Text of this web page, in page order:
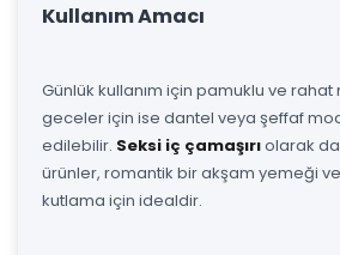
Kullanım Amacı
Günlük kullanım için pamuklu ve
geceler için ise dantel veya şeffaf
edilebilir. Seksi iç çamaşırıolarak
ürünler, romantik bir akşam yemeği
kutlama için idealdir.